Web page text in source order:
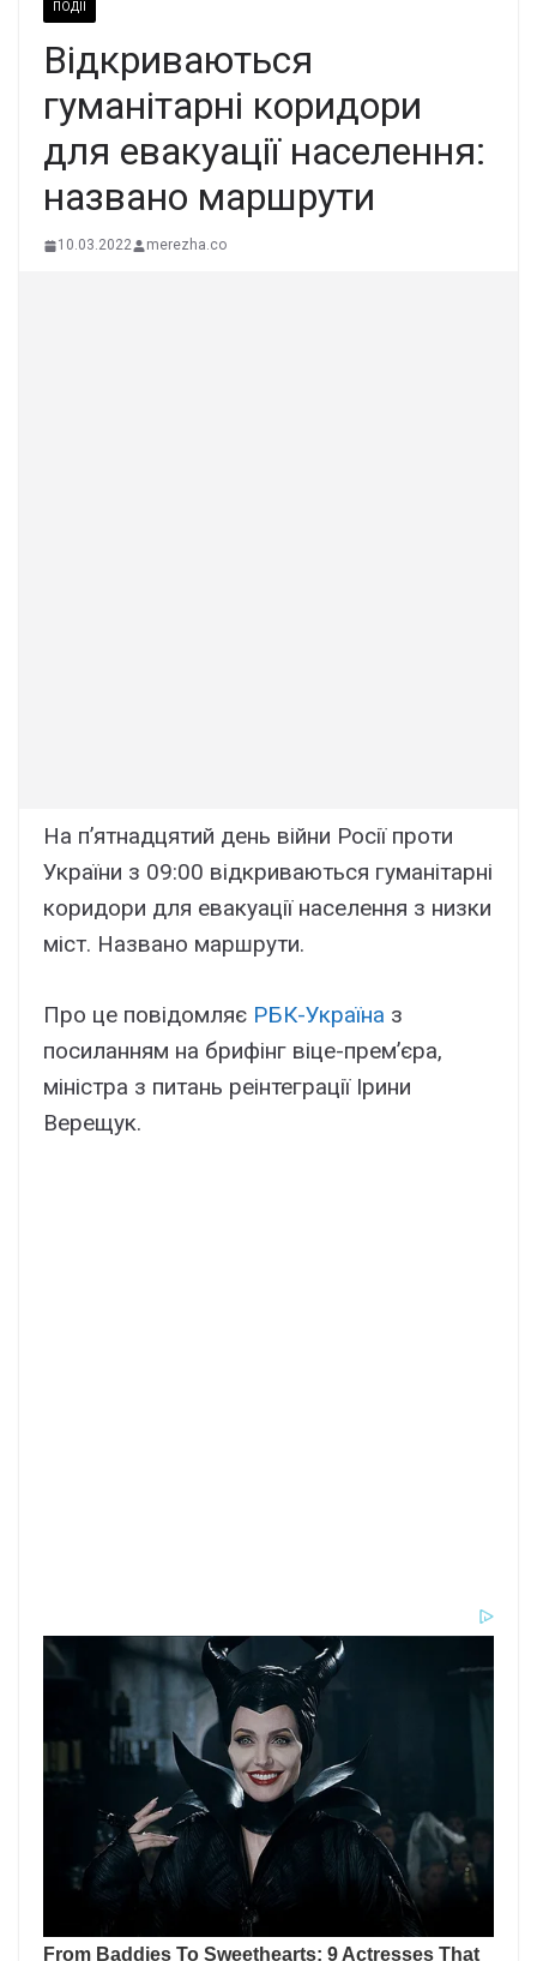
ПОДІЇ
Відкриваються
гуманітарні коридори
для евакуації населення:
названо маршрути
10.03.2022 merezha.co
На п’ятнадцятий день війни Росії проти
України з 09:00 відкриваються гуманітарні
коридори для евакуації населення з низки
міст. Названо маршрути.
Про це повідомляє РБК-Україна з
посиланням на брифінг віце-прем’єра,
міністра з питань реінтеграції Ірини
Верещук.